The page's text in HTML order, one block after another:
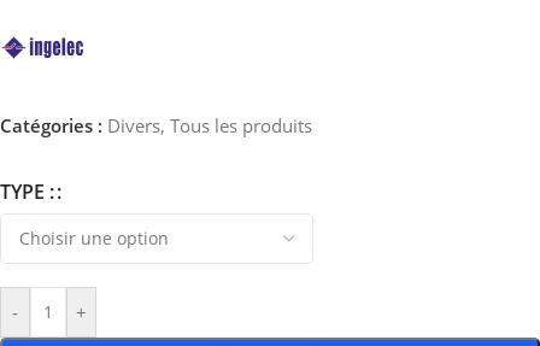
Catégories : Divers, Tous les produits
TYPE :
- +